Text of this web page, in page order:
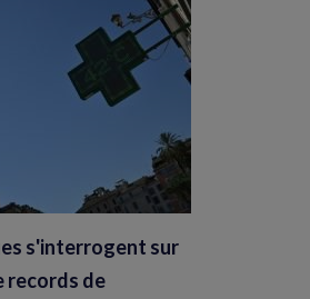
s'interrogent sur
records de